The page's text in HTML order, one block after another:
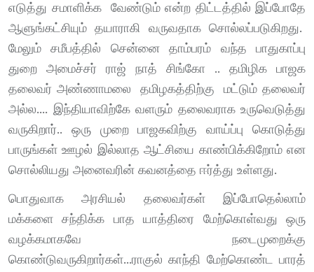
எடுத்து சமாளிக்க வேண்டும் என்ற திட்டத்தில் இப்போதே
ஆளுங்கட்சியும் தயாராகி வருவதாக சொல்லப்படுகிறது.
மேலும் சமீபத்தில் சென்னை தாம்பரம் வந்த பாதுகாப்பு
துறை அமைச்சர் ராஜ் நாத் சிங்கோ .. தமிழிக பாஜக
தலைவர் அண்ணாமலை தமிழகத்திற்கு மட்டும் தலைவர்
அல்ல.... இந்தியாவிற்கே வளரும் தலைவராக உருவெடுத்து
வருகிறார்.. ஒரு முறை பாஜகவிற்கு வாய்ப்பு கொடுத்து
பாருங்கள் ஊழல் இல்லாத ஆட்சியை காண்பிக்கிறோம் என
சொல்லியது அனைவரின் கவனத்தை ஈர்த்து உள்ளது.
பொதுவாக அரசியல் தலைவர்கள் இப்போதெல்லாம்
மக்களை சந்திக்க பாத யாத்திரை மேற்கொள்வது ஒரு
வழக்கமாகவே நடைமுறைக்கு
கொண்டுவருகிறார்கள்...ராகுல் காந்தி மேற்கொண்ட பாரத்